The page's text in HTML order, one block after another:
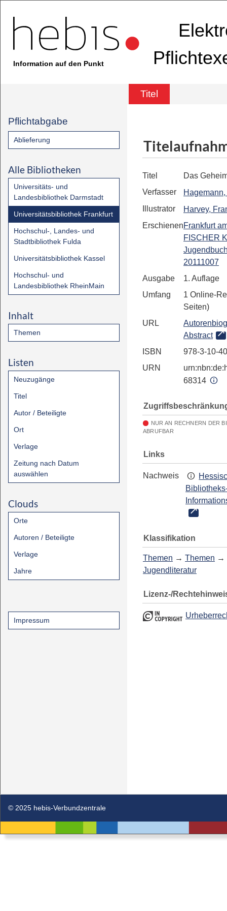
Information auf den Punkt
Titel
Pflichtabgabe
Ablieferung
Alle Bibliotheken
Universitäts- und
Landesbibliothek Darmstadt
Universitätsbibliothek Frankfurt
Hochschul-, Landes- und
Stadtbibliothek Fulda
Universitätsbibliothek Kassel
Hochschul- und
Landesbibliothek RheinMain
Inhalt
Themen
Listen
Neuzugänge
Titel
Autor / Beteiligte
Ort
Verlage
Zeitung nach Datum
auswählen
Clouds
Orte
Autoren / Beteiligte
Verlage
Jahre
Impressum
Titel
Das
Verfasser
Illustrator
Harvey,
ErschienenFrankfurt
FISCHER
20111007
Ausgabe
1. Auflage
Umfang
1 Online-
Seiten)
URL
Abstract
ISBN
978-3-10-
URN
68314
NUR AN RECHNERN DER
ABRUFBAR
Links
Nachweis
Klassifikation
Themen → Themen →
Jugendliteratur
Lizenz-/
© 2025 hebis-Verbundzentrale